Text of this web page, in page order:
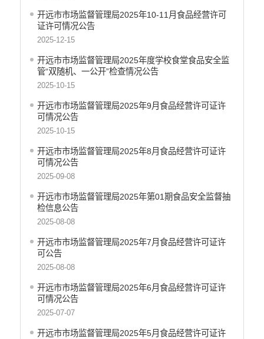
环保督察
医疗卫生
行政许可
行政处罚和行政强制
开远市市场监督管理局2025年10-11月食品经营许可
证许可情况公告
2025-12-15
开远市市场监督管理局2025年度学校食堂食品安全监
管“双随机、一公开”检查情况公告
2025-10-15
开远市市场监督管理局2025年9月食品经营许可证许
可情况公告
2025-10-15
开远市市场监督管理局2025年8月食品经营许可证许
可情况公告
2025-09-08
开远市市场监督管理局2025年第01期食品安全监督抽
检信息公告
2025-08-08
开远市市场监督管理局2025年7月食品经营许可证许
可公告
2025-08-08
开远市市场监督管理局2025年6月食品经营许可证许
可情况公告
2025-07-07
开远市市场监督管理局2025年5月食品经营许可证许